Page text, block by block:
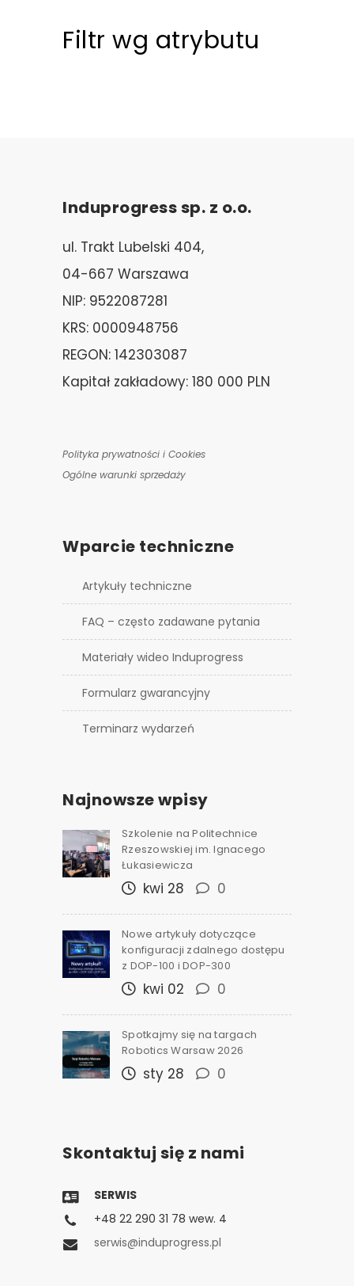
Filtr wg atrybutu
Induprogress sp. z o.o.
ul. Trakt Lubelski 404,
04-667 Warszawa
NIP: 9522087281
KRS: 0000948756
REGON: 142303087
Kapitał zakładowy: 180 000 PLN
Polityka prywatności i Cookies
Ogólne warunki sprzedaży
Wparcie techniczne
Artykuły techniczne
FAQ – często zadawane pytania
Materiały wideo Induprogress
Formularz gwarancyjny
Terminarz wydarzeń
Najnowsze wpisy
Szkolenie na Politechnice
Rzeszowskiej im. Ignacego
Łukasiewicza
kwi 28 0
Nowe artykuły dotyczące
konfiguracji zdalnego dostępu
z DOP-100 i DOP-300
kwi 02 0
Spotkajmy się na targach
Robotics Warsaw 2026
sty 28 0
Skontaktuj się z nami
SERWIS
+48 22 290 31 78 wew. 4
serwis@induprogress.pl